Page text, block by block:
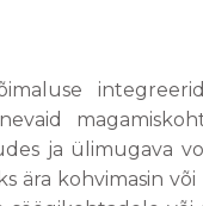
ja ülimugava
ära kohvimasin